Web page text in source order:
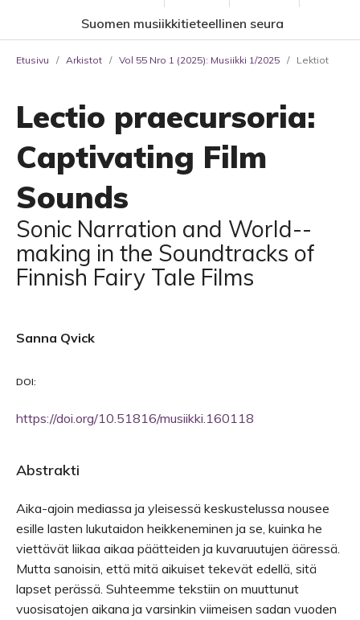
Suomen musiikkitieteellinen seura
Etusivu / Arkistot / Vol 55 Nro 1 (2025): Musiikki 1/2025 / Lektiot
Lectio praecursoria:
Captivating Film
Sounds
Sonic Narration and World-­
making in the Soundtracks of
Finnish Fairy Tale Films
Sanna Qvick
DOI:
https://doi.org/10.51816/musiikki.160118
Abstrakti
Aika-ajoin mediassa ja yleisessä keskustelussa nousee
esille lasten lukutaidon heikkeneminen ja se, kuinka he
viettävät liikaa aikaa päätteiden ja kuvaruutujen ääressä.
Mutta sanoisin, että mitä aikuiset tekevät edellä, sitä
lapset perässä. Suhteemme tekstiin on muuttunut
vuosisatojen aikana ja varsinkin viimeisen sadan vuoden